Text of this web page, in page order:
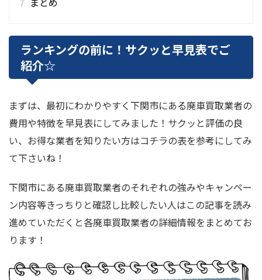
ランキングの前に！サクッと早見表でご
紹介☆
まずは、最初にわかりやすく下関市にある廃車買取業者の
費用や特徴を早見表にしてみました！サクッと評価の良
い、お得な業者を知りたい方はコチラの表を参考にしてみ
て下さいね！
下関市にある廃車買取業者のそれぞれの強みやキャンペー
ン内容等きっちりと確認し比較したい人はこの記事を読み
進めていただくと各廃車買取業者の詳細情報をまとめてお
ります！